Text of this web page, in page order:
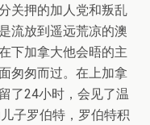
关押的加人党和叛乱
流放到遥远荒凉的澳
下加拿大他会晤的主
匆匆而过。在上加拿
了24小时，会见了温
子罗伯特，罗伯特积